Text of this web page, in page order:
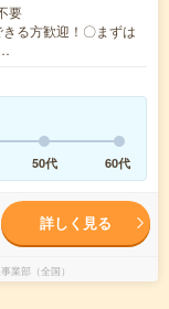
要
る方歓迎！〇まずは
50代 60代
詳しく見る
業部（全国）